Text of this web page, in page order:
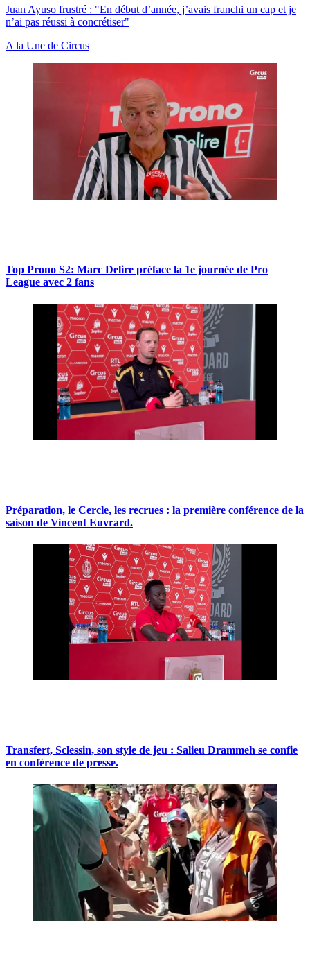
Juan Ayuso frustré : "En début d’année, j’avais franchi un cap et je
n’ai pas réussi à concrétiser"
A la Une de Circus
Top Prono S2: Marc Delire préface la 1e journée de Pro
League avec 2 fans
Préparation, le Cercle, les recrues : la première conférence de la
saison de Vincent Euvrard.
Transfert, Sclessin, son style de jeu : Salieu Drammeh se confie
en conférence de presse.